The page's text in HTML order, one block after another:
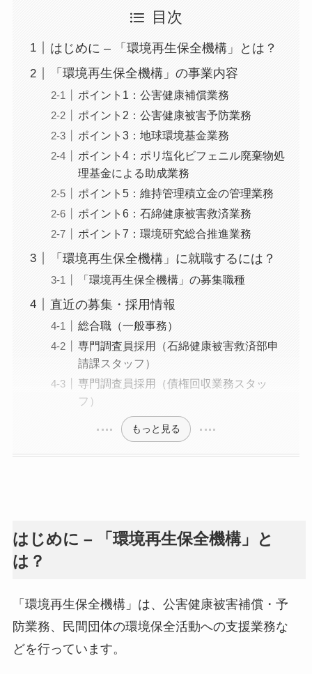
目次
はじめに – 「環境再生保全機構」とは？
「環境再生保全機構」の事業内容
ポイント1：公害健康補償業務
ポイント2：公害健康被害予防業務
ポイント3：地球環境基金業務
ポイント4：ポリ塩化ビフェニル廃棄物処
理基金による助成業務
ポイント5：維持管理積立金の管理業務
ポイント6：石綿健康被害救済業務
ポイント7：環境研究総合推進業務
「環境再生保全機構」に就職するには？
「環境再生保全機構」の募集職種
直近の募集・採用情報
総合職（一般事務）
専門調査員採用（石綿健康被害救済部申
請課スタッフ）
専門調査員採用（債権回収業務スタッ
フ）
もっと見る
はじめに – 「環境再生保全機構」と
は？
「環境再生保全機構」は、公害健康被害補償・予
防業務、民間団体の環境保全活動への支援業務な
どを行っています。